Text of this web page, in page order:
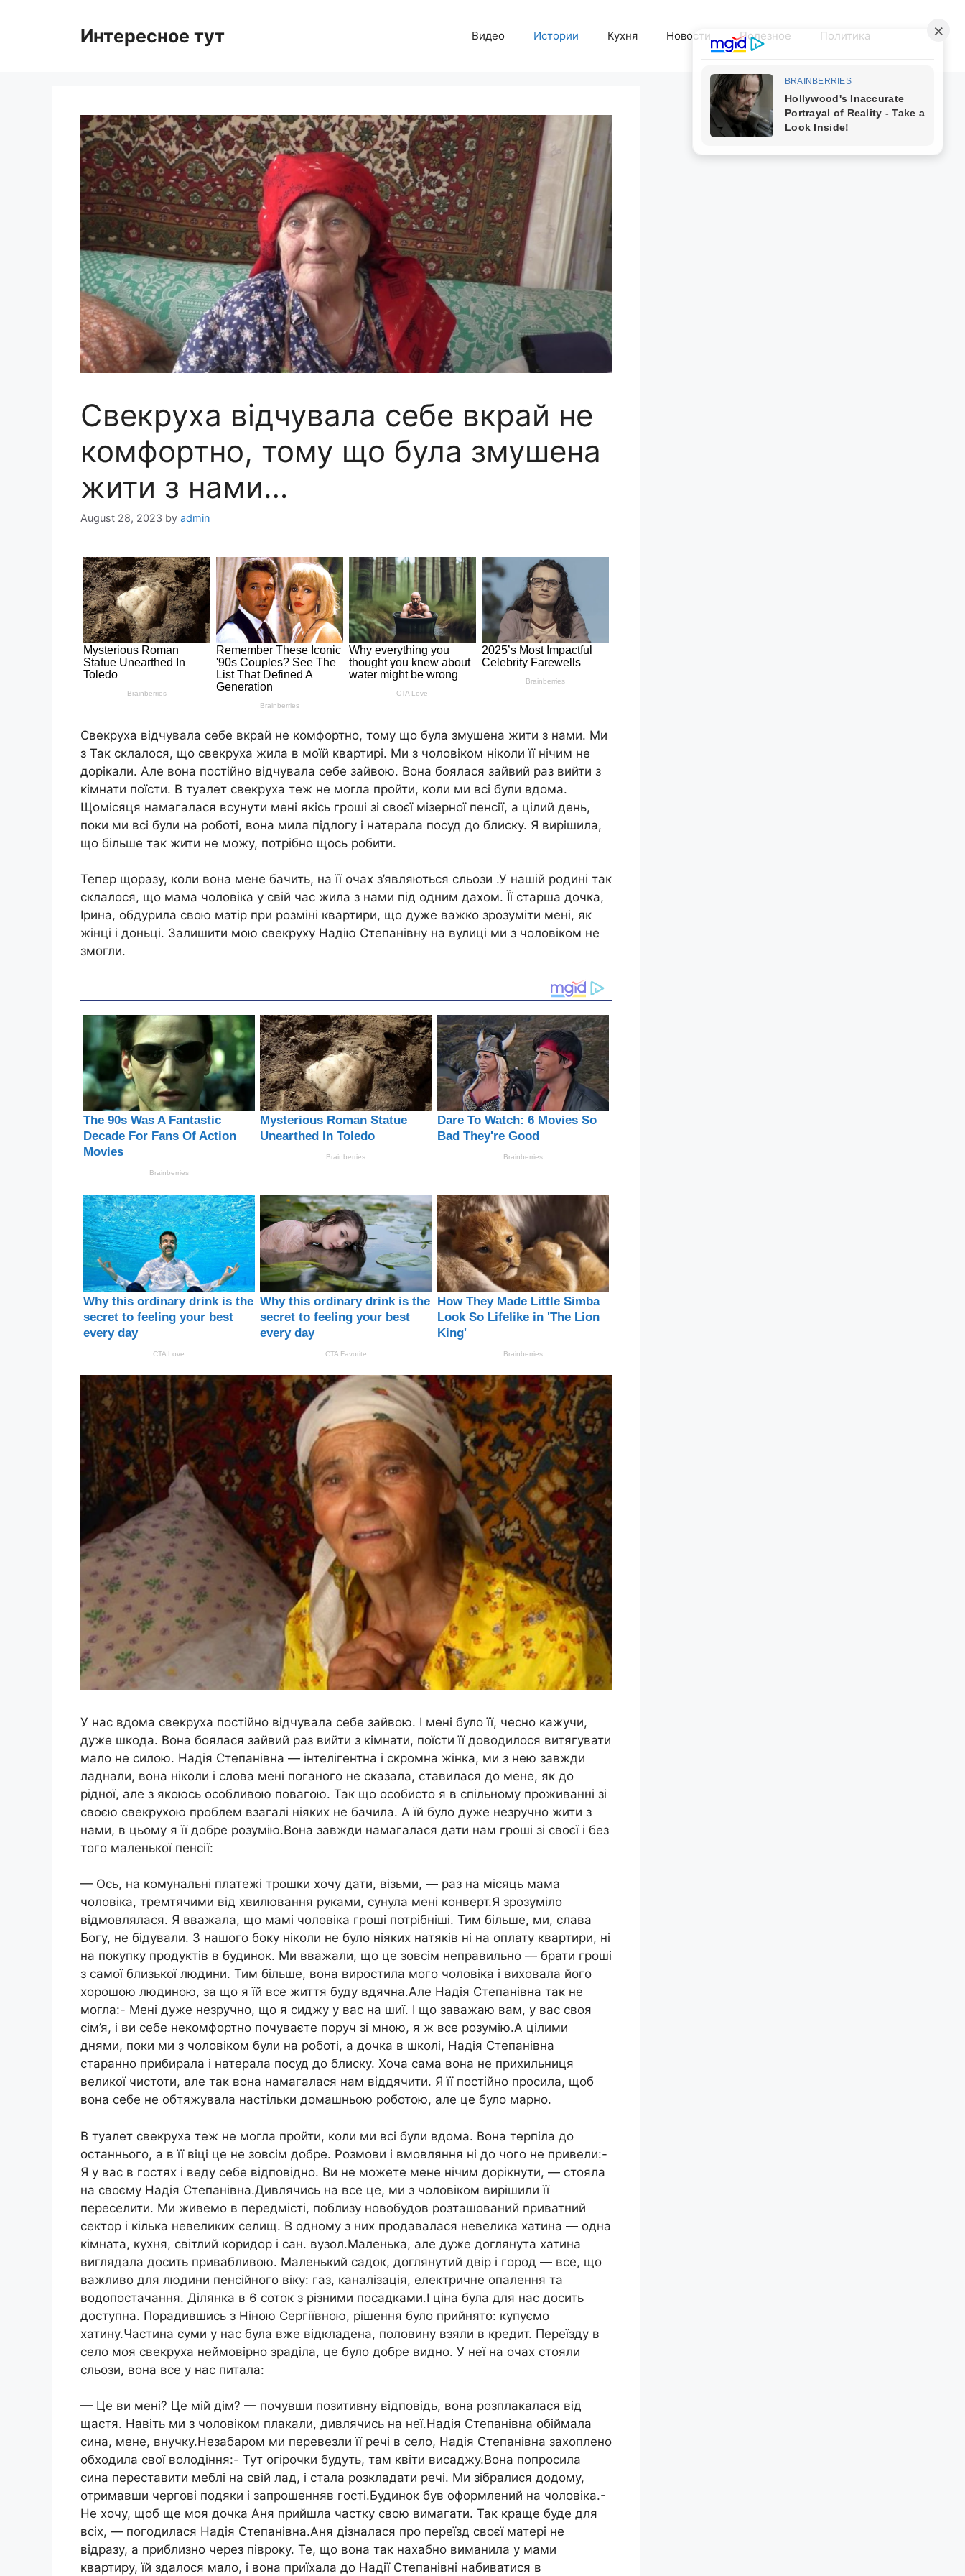
Интересное тут Видео Истории Кухня Новости Полезное Политика
Свекруха відчувала себе вкрай не
комфортно, тому що була змушена
жити з нами…
August 28, 2023 by admin
Свекруха відчувала себе вкрай не комфортно, тому що була змушена жити з нами. Ми
з Так склалося, що свекруха жила в моїй квартирі. Ми з чоловіком ніколи її нічим не
дорікали. Але вона постійно відчувала себе зайвою. Вона боялася зайвий раз вийти з
кімнати поїсти. В туалет свекруха теж не могла пройти, коли ми всі були вдома.
Щомісяця намагалася всунути мені якісь гроші зі своєї мізерної пенсії, а цілий день,
поки ми всі були на роботі, вона мила підлогу і натерала посуд до блиску. Я вирішила,
що більше так жити не можу, потрібно щось робити.
Тепер щоразу, коли вона мене бачить, на її очах з’являються сльози .У нашій родині так
склалося, що мама чоловіка у свій час жила з нами під одним дахом. Її старша дочка,
Ірина, обдурила свою матір при розміні квартири, що дуже важко зрозуміти мені, як
жінці і доньці. Залишити мою свекруху Надію Степанівну на вулиці ми з чоловіком не
змогли.
У нас вдома свекруха постійно відчувала себе зайвою. І мені було її, чесно кажучи,
дуже шкода. Вона боялася зайвий раз вийти з кімнати, поїсти її доводилося витягувати
мало не силою. Надія Степанівна — інтелігентна і скромна жінка, ми з нею завжди
ладнали, вона ніколи і слова мені поганого не сказала, ставилася до мене, як до
рідної, але з якоюсь особливою повагою. Так що особисто я в спільному проживанні зі
своєю свекрухою проблем взагалі ніяких не бачила. А їй було дуже незручно жити з
нами, в цьому я її добре розумію.Вона завжди намагалася дати нам гроші зі своєї і без
того маленької пенсії:
— Ось, на комунальні платежі трошки хочу дати, візьми, — раз на місяць мама
чоловіка, тремтячими від хвилювання руками, сунула мені конверт.Я зрозуміло
відмовлялася. Я вважала, що мамі чоловіка гроші потрібніші. Тим більше, ми, слава
Богу, не бідували. З нашого боку ніколи не було ніяких натяків ні на оплату квартири, ні
на покупку продуктів в будинок. Ми вважали, що це зовсім неправильно — брати гроші
з самої близької людини. Тим більше, вона виростила мого чоловіка і виховала його
хорошою людиною, за що я їй все життя буду вдячна.Але Надія Степанівна так не
могла:- Мені дуже незручно, що я сиджу у вас на шиї. І що заважаю вам, у вас своя
сім’я, і ви себе некомфортно почуваєте поруч зі мною, я ж все розумію.А цілими
днями, поки ми з чоловіком були на роботі, а дочка в школі, Надія Степанівна
старанно прибирала і натерала посуд до блиску. Хоча сама вона не прихильниця
великої чистоти, але так вона намагалася нам віддячити. Я її постійно просила, щоб
вона себе не обтяжувала настільки домашньою роботою, але це було марно.
В туалет свекруха теж не могла пройти, коли ми всі були вдома. Вона терпіла до
останнього, а в її віці це не зовсім добре. Розмови і вмовляння ні до чого не привели:-
Я у вас в гостях і веду себе відповідно. Ви не можете мене нічим дорікнути, — стояла
на своєму Надія Степанівна.Дивлячись на все це, ми з чоловіком вирішили її
переселити. Ми живемо в передмісті, поблизу новобудов розташований приватний
сектор і кілька невеликих селищ. В одному з них продавалася невелика хатина — одна
кімната, кухня, світлий коридор і сан. вузол.Маленька, але дуже доглянута хатина
виглядала досить привабливою. Маленький садок, доглянутий двір і город — все, що
важливо для людини пенсійного віку: газ, каналізація, електричне опалення та
водопостачання. Ділянка в 6 соток з різними посадками.І ціна була для нас досить
доступна. Порадившись з Ніною Сергіївною, рішення було прийнято: купуємо
хатину.Частина суми у нас була вже відкладена, половину взяли в кредит. Переїзду в
село моя свекруха неймовірно зраділа, це було добре видно. У неї на очах стояли
сльози, вона все у нас питала:
— Це ви мені? Це мій дім? — почувши позитивну відповідь, вона розплакалася від
щастя. Навіть ми з чоловіком плакали, дивлячись на неї.Надія Степанівна обіймала
сина, мене, внучку.Незабаром ми перевезли її речі в село, Надія Степанівна захоплено
обходила свої володіння:- Тут огірочки будуть, там квіти висаджу.Вона попросила
сина переставити меблі на свій лад, і стала розкладати речі. Ми зібралися додому,
отримавши чергові подяки і запрошенняв гості.Будинок був оформлений на чоловіка.-
Не хочу, щоб ще моя дочка Аня прийшла частку свою вимагати. Так краще буде для
всіх, — погодилася Надія Степанівна.Аня дізналася про переїзд своєї матері не
відразу, а приблизно через півроку. Те, що вона так нахабно виманила у мами
квартиру, їй здалося мало, і вона приїхала до Надії Степанівні набиватися в